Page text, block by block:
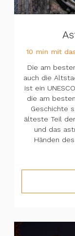
10 min mit
Die am
auch die
ist ein
die am
Geschichte
älteste Teil
und das
Händen